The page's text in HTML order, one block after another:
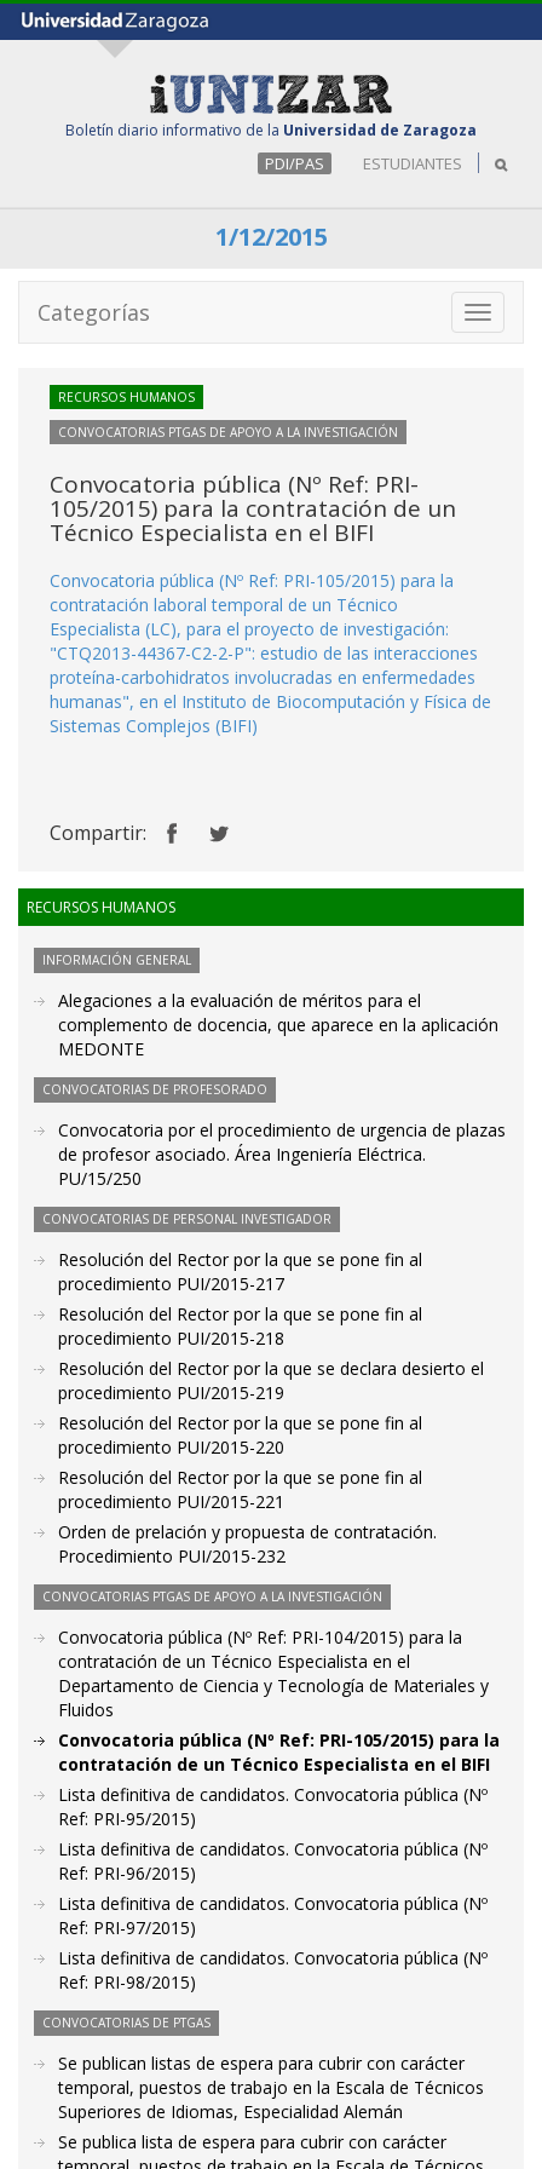
Boletín diario informativo de la Universidad de Zaragoza
PDI/PAS ESTUDIANTES
1/12/2015
Toggle
Categorías
RECURSOS HUMANOS
CONVOCATORIAS PTGAS DE APOYO A LA INVESTIGACIÓN
Convocatoria pública (Nº Ref: PRI-
105/2015) para la contratación de un
Técnico Especialista en el BIFI
Convocatoria pública (Nº Ref: PRI-105/2015) para la
contratación laboral temporal de un Técnico
Especialista (LC), para el proyecto de investigación:
"CTQ2013-44367-C2-2-P": estudio de las interacciones
proteína-carbohidratos involucradas en enfermedades
humanas", en el Instituto de Biocomputación y Física de
Sistemas Complejos (BIFI)
Compartir:
RECURSOS HUMANOS
INFORMACIÓN GENERAL
Alegaciones a la evaluación de méritos para el
complemento de docencia, que aparece en la aplicación
MEDONTE
CONVOCATORIAS DE PROFESORADO
Convocatoria por el procedimiento de urgencia de plazas
de profesor asociado. Área Ingeniería Eléctrica.
PU/15/250
CONVOCATORIAS DE PERSONAL INVESTIGADOR
Resolución del Rector por la que se pone fin al
procedimiento PUI/2015-217
Resolución del Rector por la que se pone fin al
procedimiento PUI/2015-218
Resolución del Rector por la que se declara desierto el
procedimiento PUI/2015-219
Resolución del Rector por la que se pone fin al
procedimiento PUI/2015-220
Resolución del Rector por la que se pone fin al
procedimiento PUI/2015-221
Orden de prelación y propuesta de contratación.
Procedimiento PUI/2015-232
CONVOCATORIAS PTGAS DE APOYO A LA INVESTIGACIÓN
Convocatoria pública (Nº Ref: PRI-104/2015) para la
contratación de un Técnico Especialista en el
Departamento de Ciencia y Tecnología de Materiales y
Fluidos
Convocatoria pública (Nº Ref: PRI-105/2015) para la
contratación de un Técnico Especialista en el BIFI
Lista definitiva de candidatos. Convocatoria pública (Nº
Ref: PRI-95/2015)
Lista definitiva de candidatos. Convocatoria pública (Nº
Ref: PRI-96/2015)
Lista definitiva de candidatos. Convocatoria pública (Nº
Ref: PRI-97/2015)
Lista definitiva de candidatos. Convocatoria pública (Nº
Ref: PRI-98/2015)
CONVOCATORIAS DE PTGAS
Se publican listas de espera para cubrir con carácter
temporal, puestos de trabajo en la Escala de Técnicos
Superiores de Idiomas, Especialidad Alemán
Se publica lista de espera para cubrir con carácter